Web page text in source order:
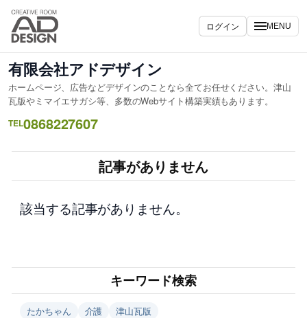
内
を
キ
ッ
プ
ログイン MENU
有限会社アドデザイン
ホームページ、広告などデザインのことなら全てお任せください。津山
瓦版やミマイエサガシ等、多数のWebサイト構築実績もあります。
TEL0868227607
記事がありません
該当する記事がありません。
キーワード検索
たかちゃん 介護 津山瓦版